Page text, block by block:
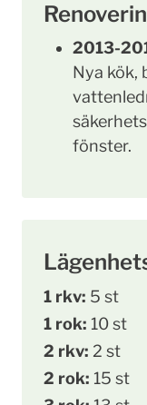
2013-
Nya kök,
fönster.
1 rkv: 5 st
1 rok: 10 st
2 rkv: 2 st
2 rok: 15 st